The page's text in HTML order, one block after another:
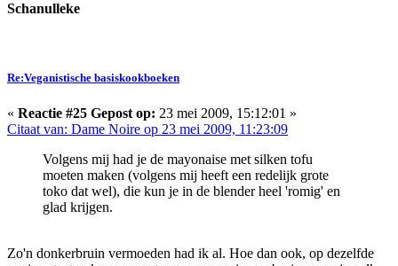
Schanulleke
Re:Veganistische basiskookboeken
« Reactie #25 Gepost op: 23 mei 2009, 15:12:01 »
Citaat van: Dame Noire op 23 mei 2009, 11:23:09
Volgens mij had je de mayonaise met silken tofu
moeten maken (volgens mij heeft een redelijk grote
toko dat wel), die kun je in de blender heel 'romig' en
glad krijgen.
Zo'n donkerbruin vermoeden had ik al. Hoe dan ook, op dezelfde